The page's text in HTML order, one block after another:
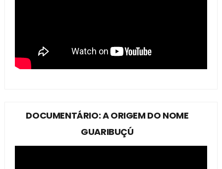
DOCUMENTÁRIO: A ORIGEM DO NOME
GUARIBUÇÚ